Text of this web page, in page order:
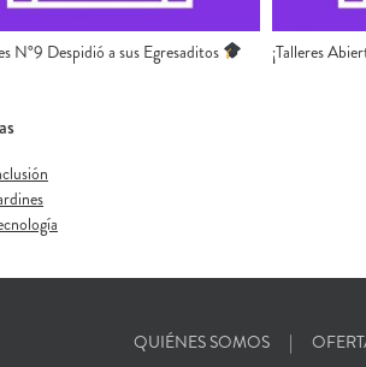
N°9 Despidió a sus Egresaditos ¡Talleres
QUIÉNES SOMOS